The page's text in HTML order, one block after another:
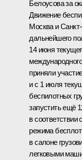
Белоусова за
Движение
Москва и
дальнейшего
14 июня
приняли
и с 1 июля
беспилотных
запустить ещё
в соответствии
режима
в салоне
легковыми